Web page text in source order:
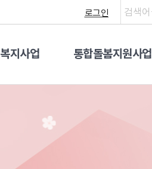
복지사업 통합돌봄지원사업
로그인